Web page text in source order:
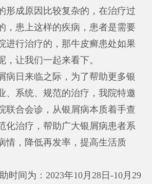
形成原因比较复杂的，在治疗过
，患上这样的疾病，患者是需要
进行治疗的，那牛皮癣患处如果
，让我们一起来看下。
日来临之际，为了帮助更多银
、系统、规范的治疗，我院特邀
联合会诊，从银屑病本质着手查
化治疗，帮助广大银屑病患者系
情，降低再发率，提高生活质
间为：2023年10月28日-10月29